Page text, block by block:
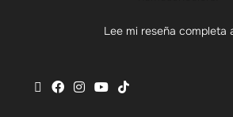
Lee mi reseña completa